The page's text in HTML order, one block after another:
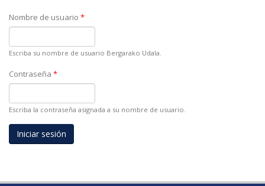
Nombre de usuario *
Escriba su nombre de usuario Bergarako Udala.
Contraseña *
Escriba la contraseña asignada a su nombre de usuario.